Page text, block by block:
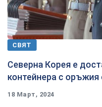
СВЯТ
Северна Корея е
контейнера с оръжия
18 Март, 2024